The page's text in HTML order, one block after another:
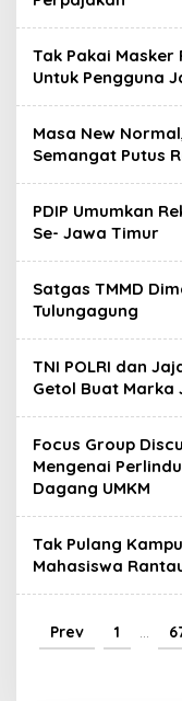
Tak Pakai
Untuk Pengguna
Masa New
Semangat Putus
PDIP Umumkan
Se- Jawa Timur
Satgas TMMD
Tulungagung
TNI POLRI dan
Getol Buat Marka
Focus Group
Mengenai
Dagang UMKM
Tak Pulang
Mahasiswa
Prev 1 …